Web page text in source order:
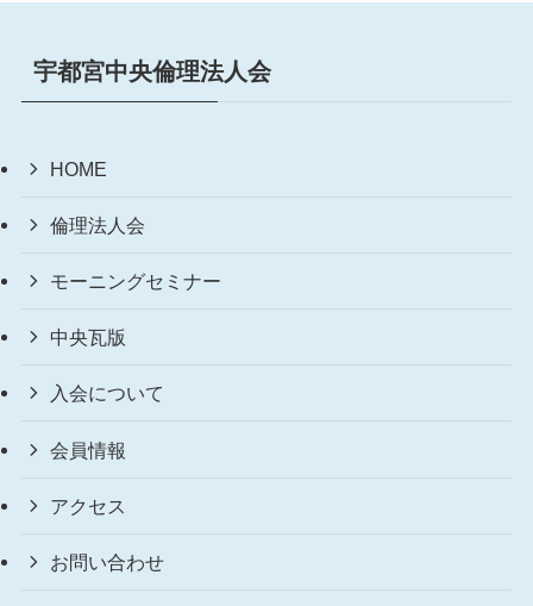
宇都宮中央倫理法人会
HOME
倫理法人会
モーニングセミナー
中央瓦版
入会について
会員情報
アクセス
お問い合わせ